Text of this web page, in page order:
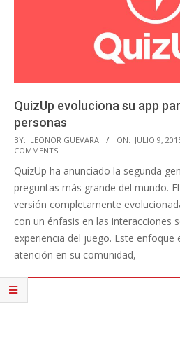
QuizUp evoluciona su app
personas
2015-
07-
09
BY: LEONOR GUEVARA ON: JULIO 9,
COMMENTS
QuizUp ha anunciado la segunda
preguntas más grande del mundo.
versión completamente
con un énfasis en las interacciones
experiencia del juego. Este enfoque
atención en su comunidad,